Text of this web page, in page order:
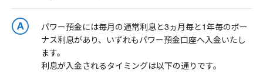
パワー預金には毎月の通常利息と3ヵ月毎と1年毎のボー
ナス利息があり、いずれもパワー預金口座へ入金いたし
ます。
利息が入金されるタイミングは以下の通りです。